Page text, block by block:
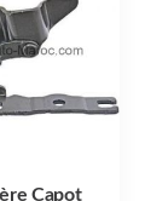
Capot